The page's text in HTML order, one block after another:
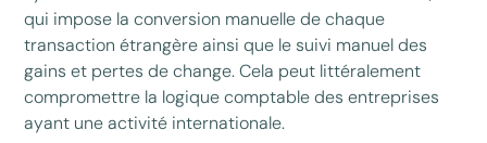
qui impose la conversion manuelle de chaque
transaction étrangère ainsi que le suivi manuel des
gains et pertes de change. Cela peut littéralement
compromettre la logique comptable des entreprises
ayant une activité internationale.